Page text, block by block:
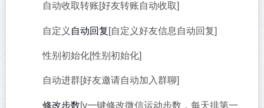
自动收取转账[好友转账自动收取]
自定义 自动回复 [自定义好友信息自动回复]
性别初始化[性别初始化]
自动进群[好友邀请自动加入群聊]
修改步数[y一键修改微信运动步数，每天排第一